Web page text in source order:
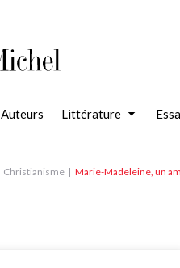
Auteurs Littérature
Christianisme Marie-Madeleine, un